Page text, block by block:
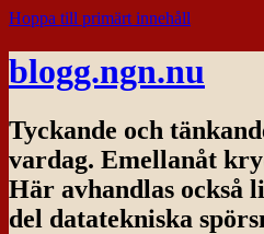
Hoppa till primärt innehåll
blogg.ngn.nu
Tyckande och
vardag. Emellanåt
Här avhandlas också
del datatekniska